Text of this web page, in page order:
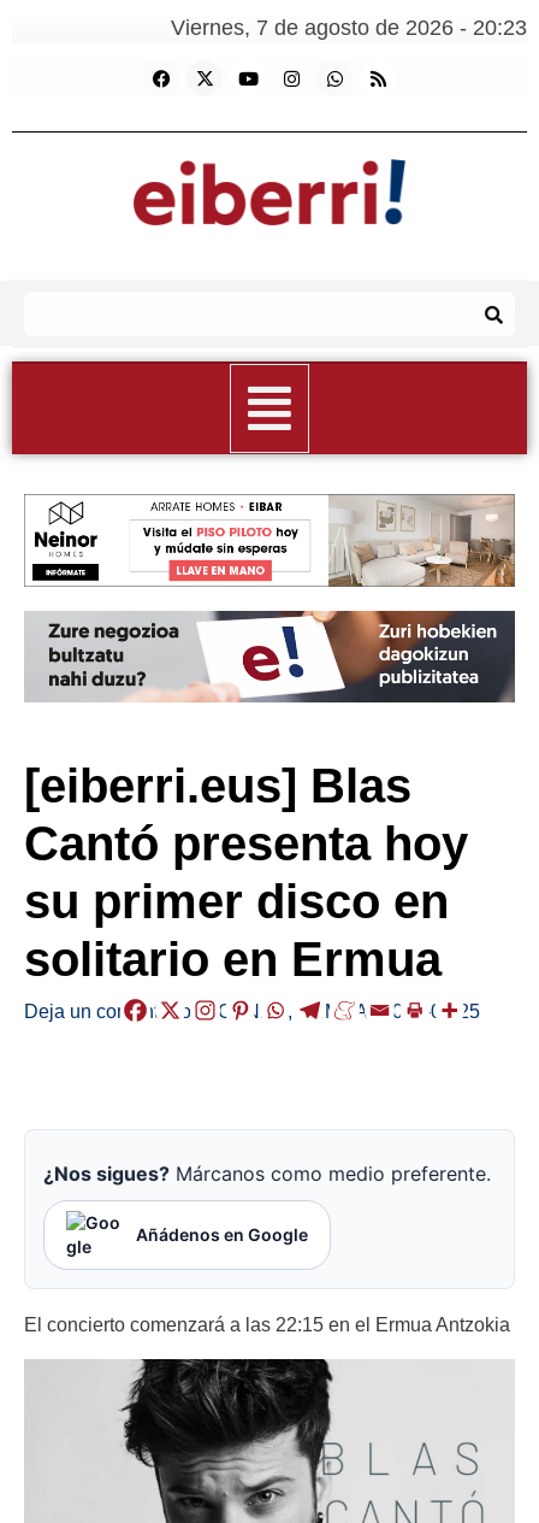
Viernes, 7 de agosto de 2026 - 20:23
[eiberri.eus] Blas
Cantó presenta hoy
su primer disco en
solitario en Ermua
Deja un comentario /AGENDA , ERMUA /2019-01-25
¿Nos sigues? Márcanos como medio preferente.
Añádenos en Google
El concierto comenzará a las 22:15 en el Ermua Antzokia